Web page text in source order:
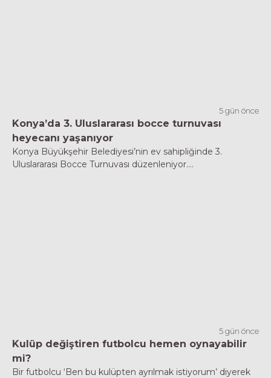
5 gün önce
Konya’da 3. Uluslararası bocce turnuvası
heyecanı yaşanıyor
Konya Büyükşehir Belediyesi’nin ev sahipliğinde 3.
Uluslararası Bocce Turnuvası düzenleniyor....
5 gün önce
Kulüp değiştiren futbolcu hemen oynayabilir
mi?
Bir futbolcu ‘Ben bu kulüpten ayrılmak istiyorum’ diyerek